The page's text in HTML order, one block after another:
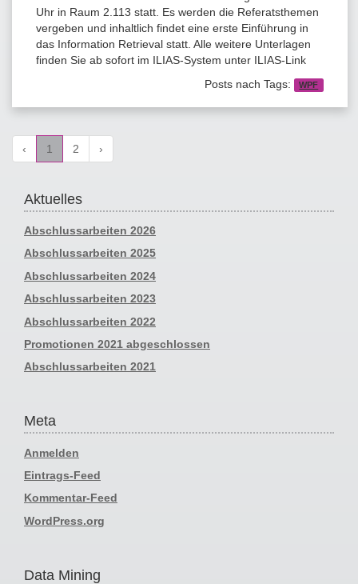
Uhr in Raum 2.113 statt. Es werden die Referatsthemen
vergeben und inhaltlich findet eine erste Einführung in
das Information Retrieval statt. Alle weitere Unterlagen
finden Sie ab sofort im ILIAS-System unter ILIAS-Link
Posts nach Tags:
WPF
‹ 1 2 ›
Aktuelles
Abschlussarbeiten 2026
Abschlussarbeiten 2025
Abschlussarbeiten 2024
Abschlussarbeiten 2023
Abschlussarbeiten 2022
Promotionen 2021 abgeschlossen
Abschlussarbeiten 2021
Meta
Anmelden
Eintrags-Feed
Kommentar-Feed
WordPress.org
Data Mining